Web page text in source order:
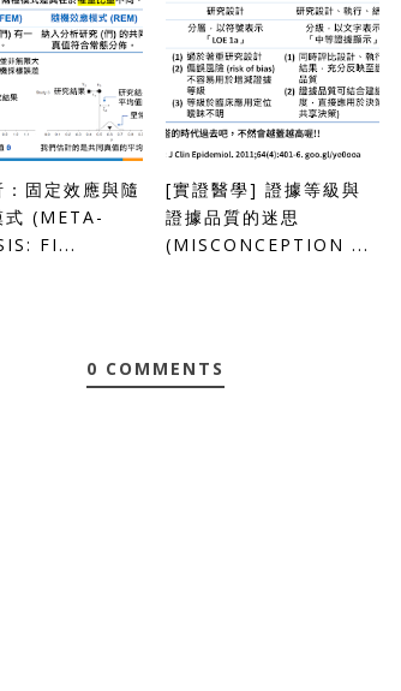
固定效應與隨
式 (META-
FI...
[實證醫學] 證據等級與
證據品質的迷思
(MISCONCEPTION ...
0 COMMENTS